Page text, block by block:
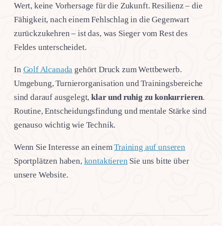
Wert, keine Vorhersage für die Zukunft. Resilienz – die
Fähigkeit, nach einem Fehlschlag in die Gegenwart
zurückzukehren – ist das, was Sieger vom Rest des
Feldes unterscheidet.
In Golf Alcanada gehört Druck zum Wettbewerb.
Umgebung, Turnierorganisation und Trainingsbereiche
sind darauf ausgelegt,klar und ruhig zu konkurrieren.
Routine, Entscheidungsfindung und mentale Stärke sind
genauso wichtig wie Technik.
Wenn Sie Interesse an einemTraining auf unseren
Sportplätzen haben, kontaktieren Sie uns bitte über
unsere Website.